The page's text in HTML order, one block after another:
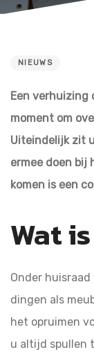
PUBLISHED
NIEUWS
Een verhuizing
moment om
Uiteindelijk zit
ermee doen bij
komen is een
Wat
Onder
dingen als
het opruimen
u altijd spullen